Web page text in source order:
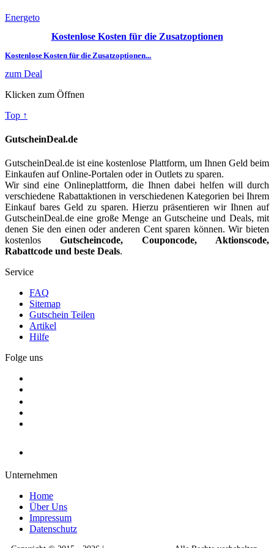
Zahlungsmethode:
Sofort
Visa
Mastercard
Vorkasse
Amazon pay
GutscheinDeal.de bietet kostenlos und ohne Anmeldung
Gutscheincode, Aktionscode und Rabattcode
einkaufen, um Ihnen Geld zu sparen.
Energeto
Kostenlose Kosten für die Zusatzoptionen
Kostenlose Kosten für die Zusatzoptionen...
zum Deal
Klicken zum Öffnen
Top ↑
GutscheinDeal.de
GutscheinDeal.de ist eine kostenlose Plattform, um Ihnen Geld beim
Einkaufen auf Online-Portalen oder in Outlets zu sparen.
Wir sind eine Onlineplattform, die Ihnen dabei helfen will durch
verschiedene Rabattaktionen in verschiedenen Kategorien bei Ihrem
Einkauf bares Geld zu sparen. Hierzu präsentieren wir Ihnen auf
GutscheinDeal.de eine große Menge an Gutscheine und Deals, mit
denen Sie den einen oder anderen Cent sparen können. Wir bieten
kostenlos Gutscheincode, Couponcode, Aktionscode,
Rabattcode und beste Deals.
Service
FAQ
Sitemap
Gutschein Teilen
Artikel
Hilfe
Folge uns
Unternehmen
Home
Über Uns
Impressum
Datenschutz